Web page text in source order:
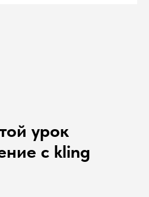
урок
с kling